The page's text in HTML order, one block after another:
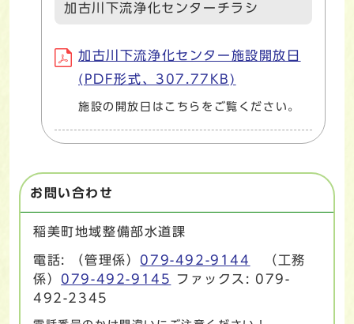
加古川下流浄化センターチラシ
加古川下流浄化センター施設開放日
(PDF形式、307.77KB)
施設の開放日はこちらをご覧ください。
お問い合わせ
稲美町地域整備部水道課
電話: （管理係） 079-492-9144
（工務
係） 079-492-9145
ファックス: 079-
492-2345